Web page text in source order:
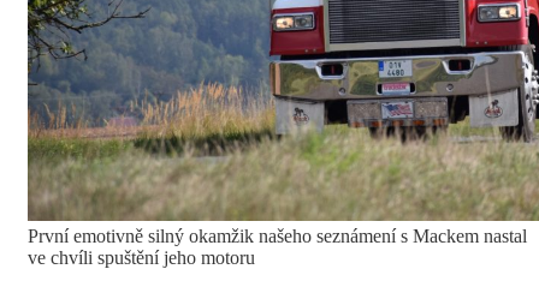
První emotivně silný okamžik našeho seznámení s Mackem nastal
ve chvíli spuštění jeho motoru